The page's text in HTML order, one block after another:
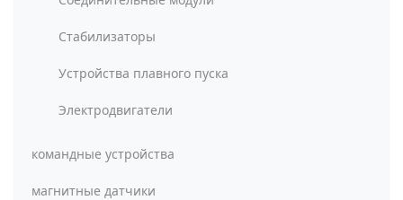
Стабилизаторы
Устройства плавного пуска
Электродвигатели
командные устройства
магнитные датчики